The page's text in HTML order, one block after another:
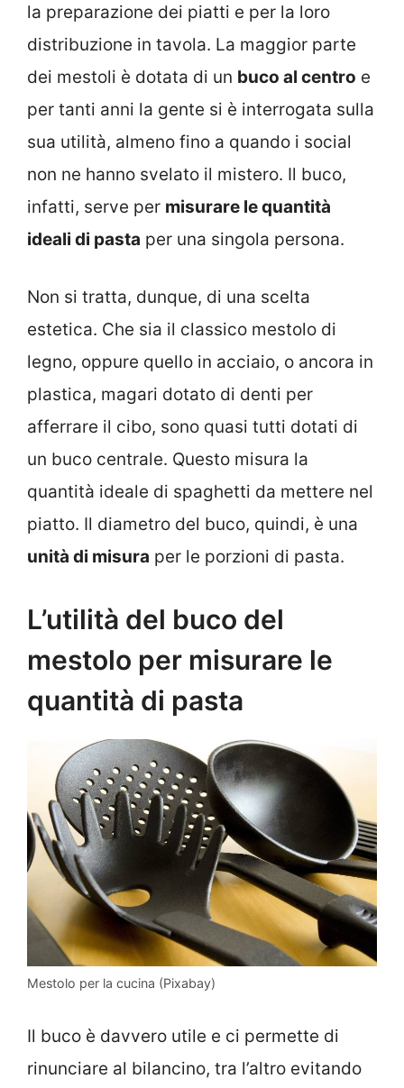
la preparazione dei piatti e per la loro
distribuzione in tavola. La maggior parte
dei mestoli è dotata di un buco al centro e
per tanti anni la gente si è interrogata sulla
sua utilità, almeno fino a quando i social
non ne hanno svelato il mistero. Il buco,
infatti, serve per misurare le quantità
ideali di pasta per una singola persona.
Non si tratta, dunque, di una scelta
estetica. Che sia il classico mestolo di
legno, oppure quello in acciaio, o ancora in
plastica, magari dotato di denti per
afferrare il cibo, sono quasi tutti dotati di
un buco centrale. Questo misura la
quantità ideale di spaghetti da mettere nel
piatto. Il diametro del buco, quindi, è una
unità di misura per le porzioni di pasta.
L’utilità del buco del
mestolo per misurare le
quantità di pasta
Mestolo per la cucina (Pixabay)
Il buco è davvero utile e ci permette di
rinunciare al bilancino, tra l’altro evitando